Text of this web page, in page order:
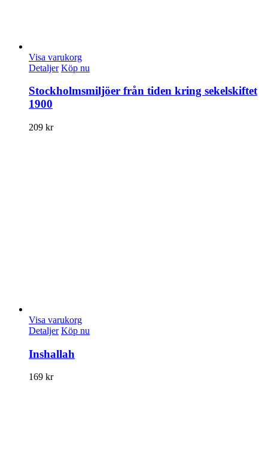
Visa varukorg
Detaljer Köp nu
Stockholmsmiljöer från tiden kring sekelskiftet
1900
209 kr
Visa varukorg
Detaljer Köp nu
Inshallah
169 kr